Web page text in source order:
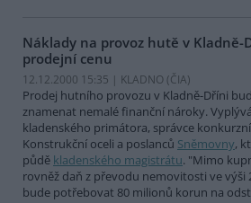
Náklady na provoz hutě v Kladně-
prodejní cenu
12.12.2000 15:35 | KLADNO (ČIA)
Prodej hutního provozu v Kladně-Dříni
znamenat nemalé finanční nároky.
kladenského primátora, správce
Konstrukční oceli a poslanců Sněmovny,
půdě kladenského magistrátu. "Mimo
rovněž daň z převodu nemovitosti ve výši
bude potřebovat 80 milionů korun na